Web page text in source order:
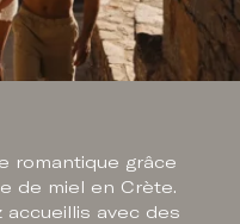
romantique grâce
de miel en Crète.
accueillis avec des